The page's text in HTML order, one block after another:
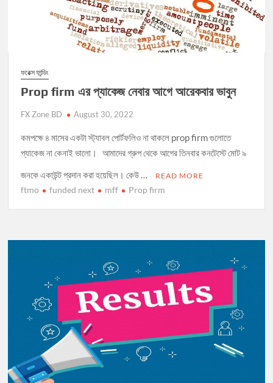
ফরেক্স ফান্ডিং
Prop firm এর প্যাকেজ নেবার আগে আরেকবার ভাবুন
FX Zone BD August 30, 2022
কমপক্ষে ৪ মাসের একটা স্ট্যাবল পোর্টফলিও না থাকলে prop firm গুলোতে
প্যাকেজ না কেনাই ভালো। আমাদের গ্রুপ থেকে আগের তিনবার কনটেস্টে মোট ৯
জনকে একাউন্ট প্রদান করা হয়েছিল। কেউ …
READ MORE
ftmo funded next mff Prop firm